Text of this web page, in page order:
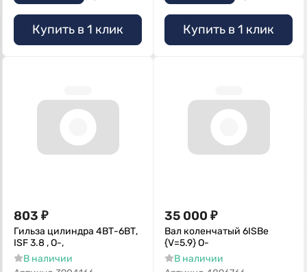
Купить в 1 клик Купить в 1 клик
803 ₽
Гильза цилиндра 4ВТ-6ВТ,
ISF 3.8 , О-,
В наличии
35 000 ₽
Вал коленчатый 6ISBe
{V=5.9} О-
В наличии